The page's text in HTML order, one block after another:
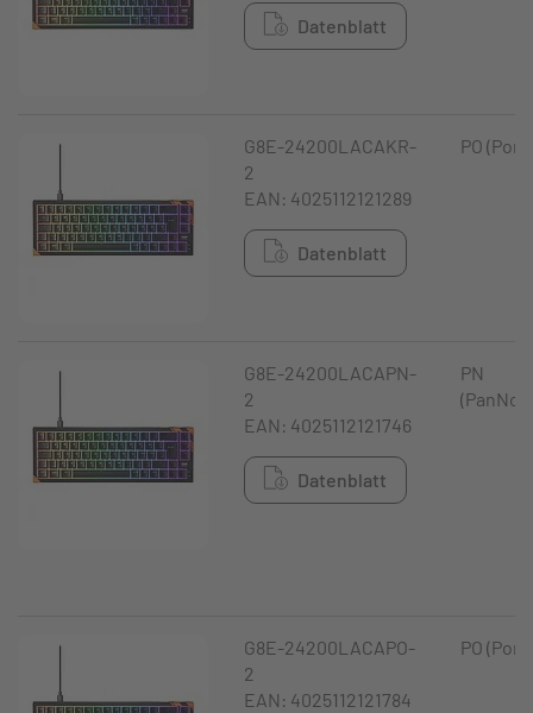
Datenblatt
G8E-24200LACAKR-
2
EAN: 4025112121289
Datenblatt
PO
G8E-24200LACAPN-
2
EAN: 4025112121746
Datenblatt
PN
G8E-24200LACAPO-
2
EAN: 4025112121784
PO